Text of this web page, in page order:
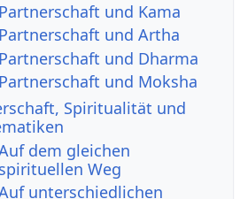
Partnerschaft und Kama
Partnerschaft und Artha
Partnerschaft und Dharma
Partnerschaft und Moksha
Spiritualität und
dem gleichen
spirituellen Weg
unterschiedlichen